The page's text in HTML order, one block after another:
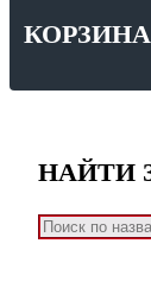
КОРЗИНА
НАЙТИ